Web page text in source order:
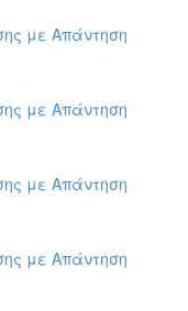
με Απάντηση
με Απάντηση
με Απάντηση
με Απάντηση